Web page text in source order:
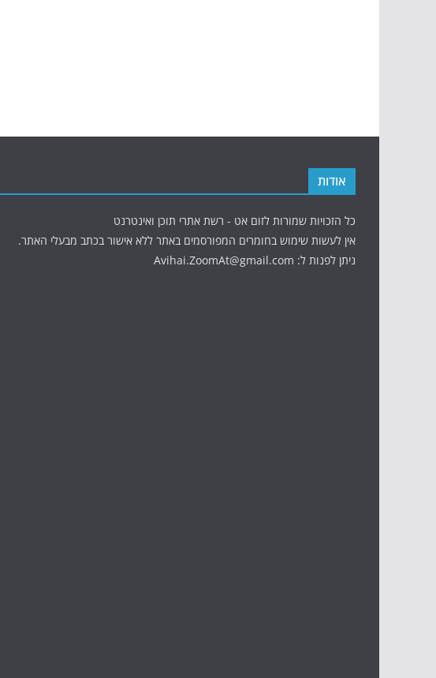
אודות
כל הזכויות שמורות לזום אט - רשת אתרי תוכן ואינטרנט
אין לעשות שימוש בחומרים המפורסמים באתר ללא אישור בכתב מבעלי האתר.
ניתן לפנות ל: Avihai.ZoomAt@gmail.com